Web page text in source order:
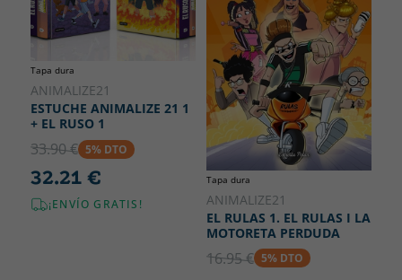
Tapa dura
ANIMALIZE21
ESTUCHE ANIMALIZE 21 1
+ EL RUSO 1
33.90 € 5% DTO
32.21 €
¡ENVÍO GRATIS!
Tapa dura
ANIMALIZE21
EL RULAS 1. EL RULAS I LA
MOTORETA PERDUDA
16.95 € 5% DTO